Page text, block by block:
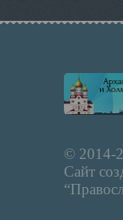
© 2014-
Сайт